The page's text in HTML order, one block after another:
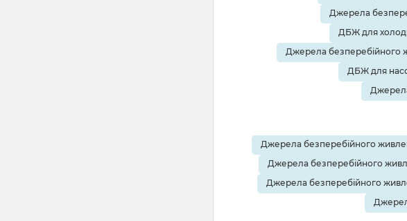
Джерела
ДБЖ для
Джерела безперебійного
ДБЖ для
Джерела безперебійного
Джерела безперебійного
Джерела безперебійного